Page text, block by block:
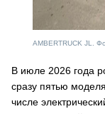
AMBERTRUCK JL.
В июле 2026 года
сразу пятью
числе